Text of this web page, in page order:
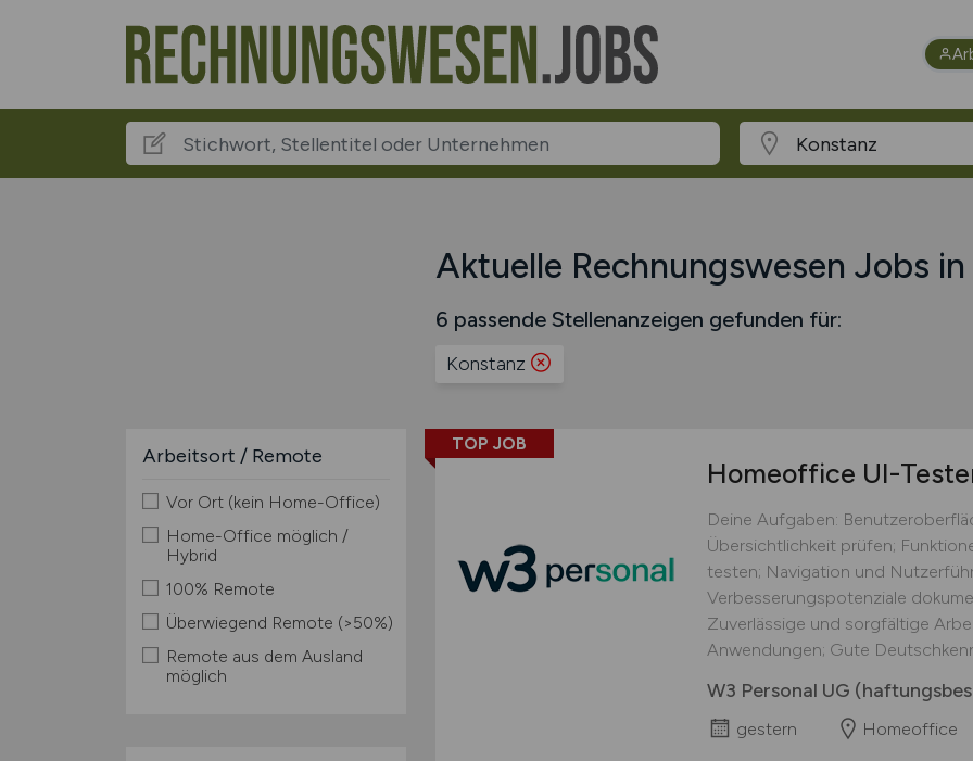
Aktuelle Rechnungswesen Jobs
6 passende Stellenanzeigen gefunden für:
Konstanz
Arbeitsort / Remote
Vor Ort (kein Home-Office)
Home-Office möglich /
Hybrid
100% Remote
Überwiegend Remote (>50%)
Remote aus dem Ausland
möglich
TOP JOB
Homeoffice UI-
Deine Aufgaben:
Übersichtlichkeit prüfen;
testen; Navigation und
Verbesserungspotenziale
Zuverlässige und sorgfältige
Anwendungen; Gute
W3 Personal UG
gestern Homeoffice